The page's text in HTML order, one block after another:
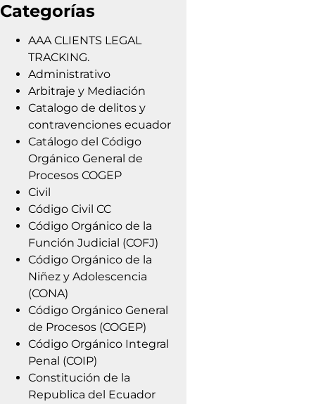
Categorías
AAA CLIENTS LEGAL
TRACKING.
Administrativo
Arbitraje y Mediación
Catalogo de delitos y
contravenciones ecuador
Catálogo del Código
Orgánico General de
Procesos COGEP
Civil
Código Civil CC
Código Orgánico de la
Función Judicial (COFJ)
Código Orgánico de la
Niñez y Adolescencia
(CONA)
Código Orgánico General
de Procesos (COGEP)
Código Orgánico Integral
Penal (COIP)
Constitución de la
Republica del Ecuador